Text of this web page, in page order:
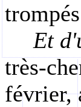
Et
très-
février,